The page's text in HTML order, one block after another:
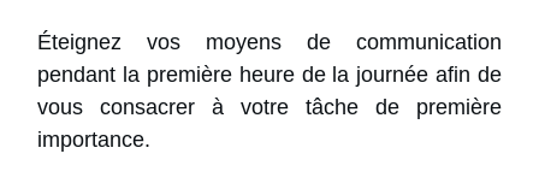
Éteignez vos moyens de communication
pendant la première heure de la journée afin de
vous consacrer à votre tâche de première
importance.